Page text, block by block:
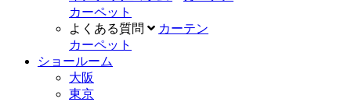
カーペット
よくある質問
カーテン
カーペット
ショールーム
大阪
東京